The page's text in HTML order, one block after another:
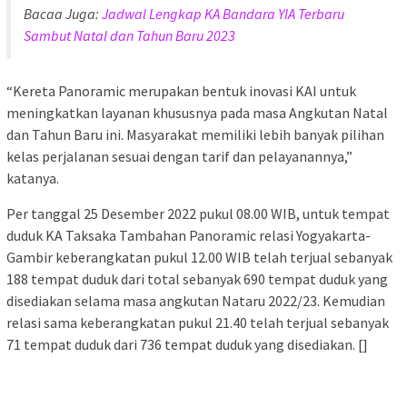
Bacaa Juga: Jadwal Lengkap KA Bandara YIA Terbaru
Sambut Natal dan Tahun Baru 2023
“Kereta Panoramic merupakan bentuk inovasi KAI untuk
meningkatkan layanan khususnya pada masa Angkutan Natal
dan Tahun Baru ini. Masyarakat memiliki lebih banyak pilihan
kelas perjalanan sesuai dengan tarif dan pelayanannya,”
katanya.
Per tanggal 25 Desember 2022 pukul 08.00 WIB, untuk tempat
duduk KA Taksaka Tambahan Panoramic relasi Yogyakarta-
Gambir keberangkatan pukul 12.00 WIB telah terjual sebanyak
188 tempat duduk dari total sebanyak 690 tempat duduk yang
disediakan selama masa angkutan Nataru 2022/23. Kemudian
relasi sama keberangkatan pukul 21.40 telah terjual sebanyak
71 tempat duduk dari 736 tempat duduk yang disediakan. []